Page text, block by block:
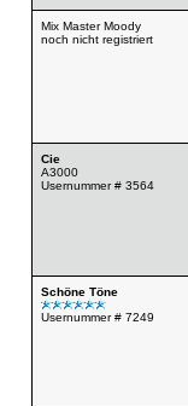
Mix Master Moody
noch nicht registriert
Cie
A3000
Usernummer # 3564
Schöne Töne
Usernummer # 7249